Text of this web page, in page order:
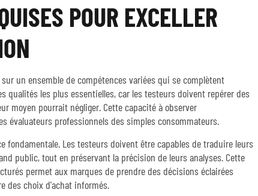
POUR EXCELLER
un ensemble de compétences variées qui se complètent
qualités les plus essentielles, car les testeurs doivent repérer des
moyen pourrait négliger. Cette capacité à observer
professionnels des simples consommateurs.
Les testeurs doivent être capables de traduire leurs
public, tout en préservant la précision de leurs analyses. Cette
permet aux marques de prendre des décisions éclairées
des choix d'achat informés.